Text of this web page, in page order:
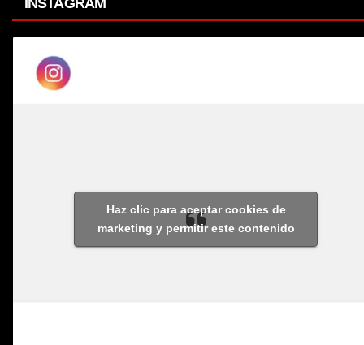
Haz clic para aceptar cookies de
marketing y permitir este contenido